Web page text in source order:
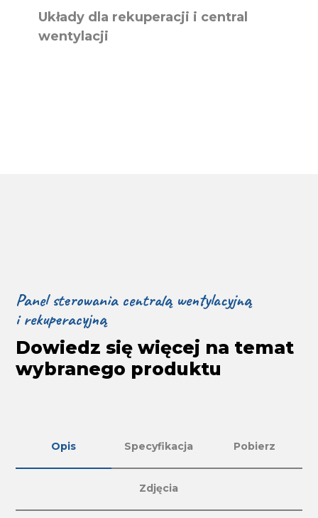
Układy dla rekuperacji i central
wentylacji
Panel sterowania centralą wentylacyjną
i rekuperacyjną
Dowiedz się więcej na temat
wybranego produktu
Opis Specyfikacja Pobierz
Zdjęcia